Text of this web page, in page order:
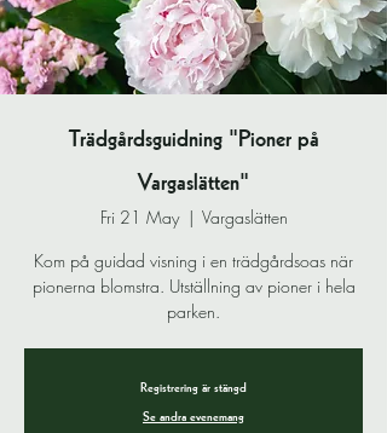
Trädgårdsguidning "Pioner på
Vargaslätten"
Fri 21 May
  |
Vargaslätten
Kom på guidad visning i en trädgårdsoas när
pionerna blomstra. Utställning av pioner i hela
parken.
Registrering är stängd
Se andra evenemang